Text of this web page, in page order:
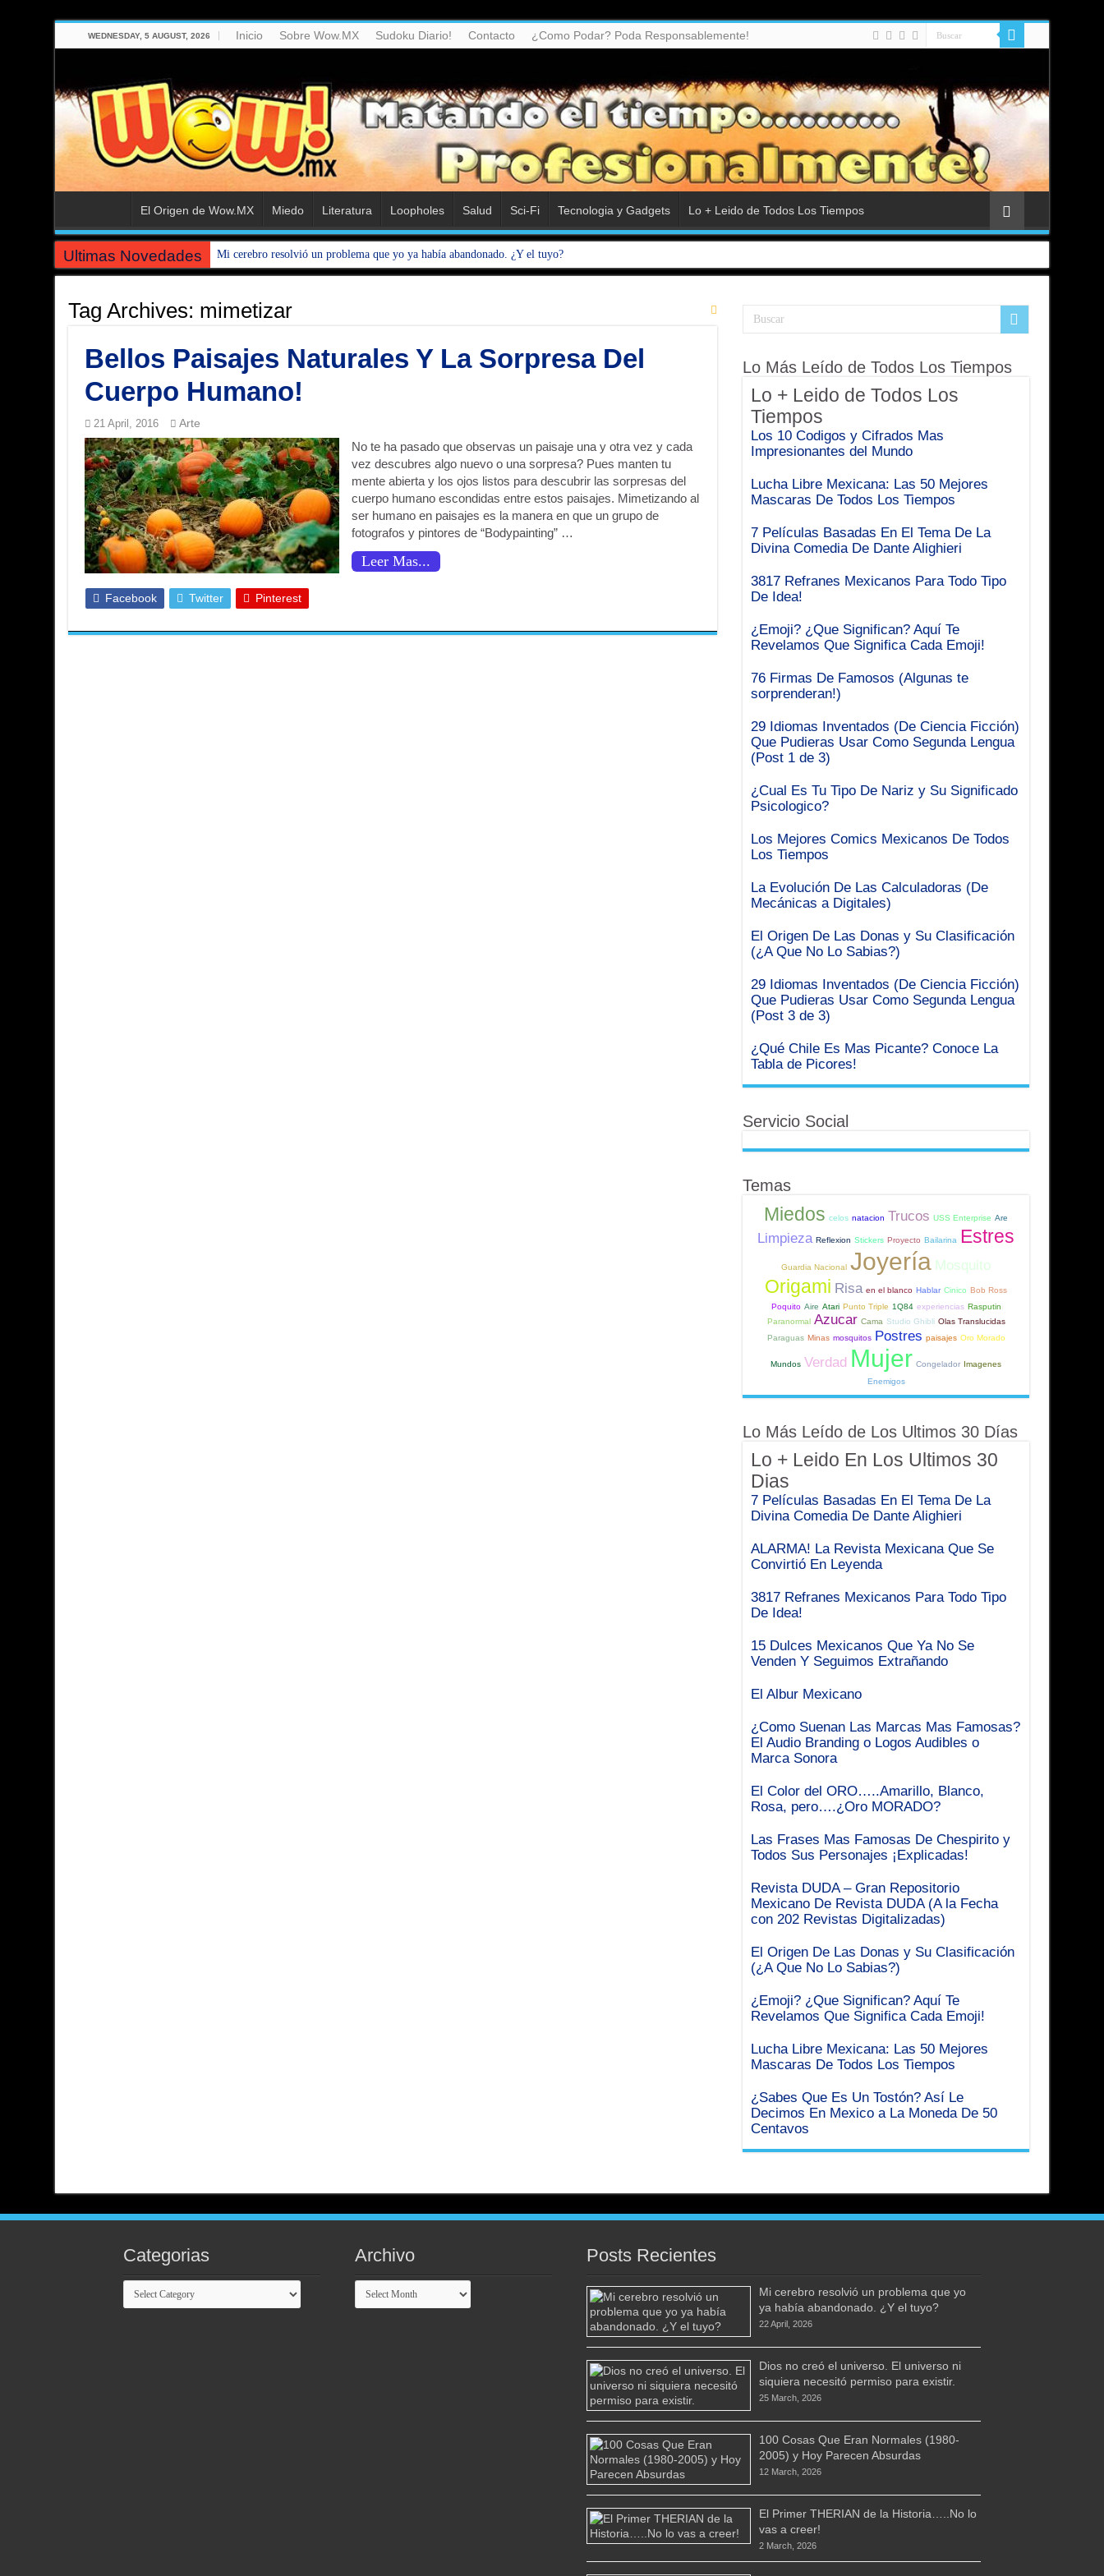
WEDNESDAY, 5 AUGUST, 2026 Inicio Sobre Wow.MX Sudoku Diario! Contacto ¿Como Podar? Poda Responsablemente!
El Origen de Wow.MX Miedo Literatura Loopholes Salud Sci-Fi Tecnologia y Gadgets Lo + Leido de Todos Los Tiempos
Ultimas Novedades Mi cerebro resolvió un problema que yo ya había abandonado. ¿Y el tuyo?
Tag Archives: mimetizar
Bellos Paisajes Naturales Y La Sorpresa Del
Cuerpo Humano!
21 April, 2016 Arte
No te ha pasado que observas un paisaje una y otra vez y cada
vez descubres algo nuevo o una sorpresa? Pues manten tu
mente abierta y los ojos listos para descubrir las sorpresas del
cuerpo humano escondidas entre estos paisajes. Mimetizando al
ser humano en paisajes es la manera en que un grupo de
fotografos y pintores de “Bodypainting” …
Leer Mas...
Facebook Twitter Pinterest
Lo Más Leído de Todos Los Tiempos
Lo + Leido de Todos Los
Tiempos
Los 10 Codigos y Cifrados Mas
Impresionantes del Mundo
Lucha Libre Mexicana: Las 50 Mejores
Mascaras De Todos Los Tiempos
7 Películas Basadas En El Tema De La
Divina Comedia De Dante Alighieri
3817 Refranes Mexicanos Para Todo Tipo
De Idea!
¿Emoji? ¿Que Significan? Aquí Te
Revelamos Que Significa Cada Emoji!
76 Firmas De Famosos (Algunas te
sorprenderan!)
29 Idiomas Inventados (De Ciencia Ficción)
Que Pudieras Usar Como Segunda Lengua
(Post 1 de 3)
¿Cual Es Tu Tipo De Nariz y Su Significado
Psicologico?
Los Mejores Comics Mexicanos De Todos
Los Tiempos
La Evolución De Las Calculadoras (De
Mecánicas a Digitales)
El Origen De Las Donas y Su Clasificación
(¿A Que No Lo Sabias?)
29 Idiomas Inventados (De Ciencia Ficción)
Que Pudieras Usar Como Segunda Lengua
(Post 3 de 3)
¿Qué Chile Es Mas Picante? Conoce La
Tabla de Picores!
Servicio Social
Temas
Miedos celos natacion Trucos USS Enterprise Are
Limpieza Reflexion Stickers Proyecto Bailarina Estres
Guardia Nacional Joyería Mosquito
Origami Risa en el blanco Hablar Cinico Bob Ross
Poquito Aire Atari Punto Triple 1Q84 experiencias Rasputin
Paranormal Azucar Cama Studio Ghibli Olas Translucidas
Paraguas Minas mosquitos Postres paisajes Oro Morado
Mundos Verdad Mujer Congelador Imagenes
Enemigos
Lo Más Leído de Los Ultimos 30 Días
Lo + Leido En Los Ultimos 30
Dias
7 Películas Basadas En El Tema De La
Divina Comedia De Dante Alighieri
ALARMA! La Revista Mexicana Que Se
Convirtió En Leyenda
3817 Refranes Mexicanos Para Todo Tipo
De Idea!
15 Dulces Mexicanos Que Ya No Se
Venden Y Seguimos Extrañando
El Albur Mexicano
¿Como Suenan Las Marcas Mas Famosas?
El Audio Branding o Logos Audibles o
Marca Sonora
El Color del ORO…..Amarillo, Blanco,
Rosa, pero….¿Oro MORADO?
Las Frases Mas Famosas De Chespirito y
Todos Sus Personajes ¡Explicadas!
Revista DUDA – Gran Repositorio
Mexicano De Revista DUDA (A la Fecha
con 202 Revistas Digitalizadas)
El Origen De Las Donas y Su Clasificación
(¿A Que No Lo Sabias?)
¿Emoji? ¿Que Significan? Aquí Te
Revelamos Que Significa Cada Emoji!
Lucha Libre Mexicana: Las 50 Mejores
Mascaras De Todos Los Tiempos
¿Sabes Que Es Un Tostón? Así Le
Decimos En Mexico a La Moneda De 50
Centavos
Categorias
Categorias
Archivo
Archivo
Posts Recientes
Mi cerebro resolvió un problema que yo
ya había abandonado. ¿Y el tuyo?
22 April, 2026
Dios no creó el universo. El universo ni
siquiera necesitó permiso para existir.
25 March, 2026
100 Cosas Que Eran Normales (1980-
2005) y Hoy Parecen Absurdas
12 March, 2026
El Primer THERIAN de la Historia…..No lo
vas a creer!
2 March, 2026